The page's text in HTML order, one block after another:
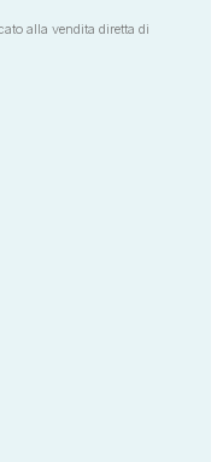
alla vendita diretta di